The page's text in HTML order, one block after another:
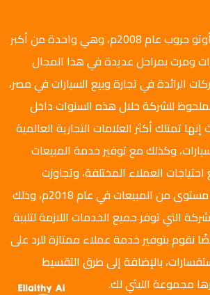
تأسست شركة الليثي أوتو جروب عام 2008م، وهي واحدة من أكبر
ومرت بمراحل عديدة في هذا المجال
الرائدة في تجارة وبيع السيارات في مصر،
للشركة خلال هذه السنوات داخل
تمتلك أكثر العلامات التجارية العالمية
وكذلك مع توفير خدمة المبيعات
احتياجات العملاء المختلفة، وتجاوزت
مجموعة الليثي أعلى مستوى من المبيعات في عام 2018م، وذلك
التي توفر جميع الخدمات اللازمة لتلبية
نقوم بتوفير خدمة عملاء ممتازة للرد على
بالإضافة إلى طرق التقسيط
مجموعة الليثي لك.